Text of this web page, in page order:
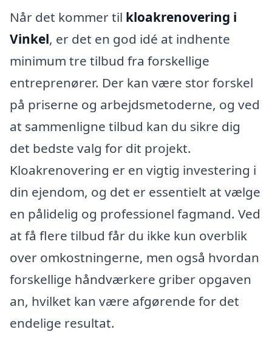
Når det kommer til kloakrenovering i
Vinkel, er det en god idé at indhente
minimum tre tilbud fra forskellige
entreprenører. Der kan være stor forskel
på priserne og arbejdsmetoderne, og ved
at sammenligne tilbud kan du sikre dig
det bedste valg for dit projekt.
Kloakrenovering er en vigtig investering i
din ejendom, og det er essentielt at vælge
en pålidelig og professionel fagmand. Ved
at få flere tilbud får du ikke kun overblik
over omkostningerne, men også hvordan
forskellige håndværkere griber opgaven
an, hvilket kan være afgørende for det
endelige resultat.